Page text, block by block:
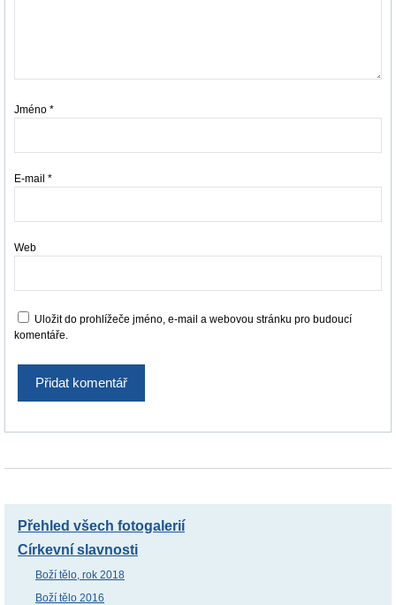
Jméno *
E-mail *
Web
Uložit do prohlížeče jméno, e-mail a webovou stránku pro budoucí
komentáře.
Přehled všech fotogalerií
Církevní slavnosti
Boží tělo, rok 2018
Boží tělo 2016